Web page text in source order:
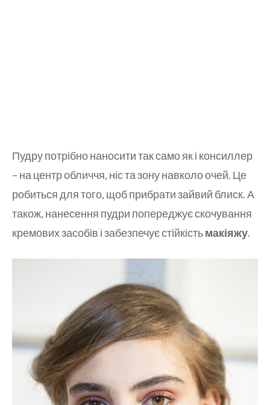
Пудру потрібно наносити так само як і консиллер
– на центр обличчя, ніс та зону навколо очей. Це
робиться для того, щоб прибрати зайвий блиск. А
також, нанесення пудри попереджує скочування
кремових засобів і забезпечує стійкістьмакіяжу.